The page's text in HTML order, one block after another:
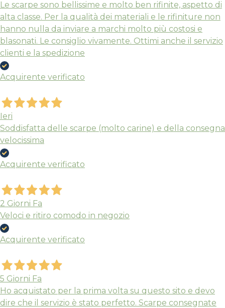
Le scarpe sono bellissime e molto ben rifinite, aspetto di
alta classe. Per la qualità dei materiali e le rifiniture non
hanno nulla da inviare a marchi molto più costosi e
blasonati. Le consiglio vivamente. Ottimi anche il servizio
clienti e la spedizione
Acquirente verificato
Ieri
Soddisfatta delle scarpe (molto carine) e della consegna
velocissima
Acquirente verificato
2 Giorni Fa
Veloci e ritiro comodo in negozio
Acquirente verificato
5 Giorni Fa
Ho acquistato per la prima volta su questo sito e devo
dire che il servizio è stato perfetto. Scarpe consegnate